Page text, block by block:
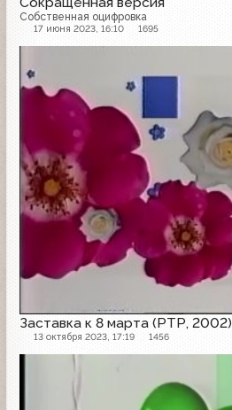
Собственная оцифровка
17 июня 2023, 16:10 1695
Заставка к 8 марта (РТР, 2002)
13 октября 2023, 17:19 1456